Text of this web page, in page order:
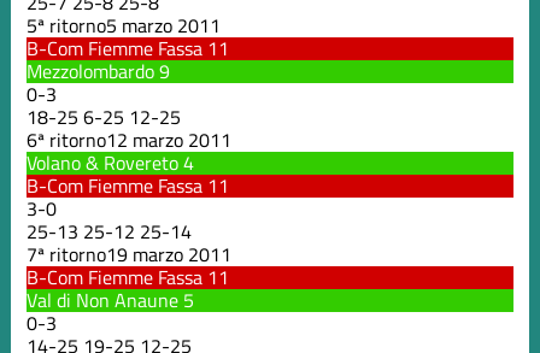
5ª ritorno5 marzo 2011
B-Com Fiemme Fassa 11
Mezzolombardo9
0-3
18-25 6-25 12-25
6ª ritorno12 marzo 2011
Volano & Rovereto4
B-Com Fiemme Fassa 11
3-0
25-13 25-12 25-14
7ª ritorno19 marzo 2011
B-Com Fiemme Fassa 11
Val di Non Anaune 5
0-3
14-25 19-25 12-25